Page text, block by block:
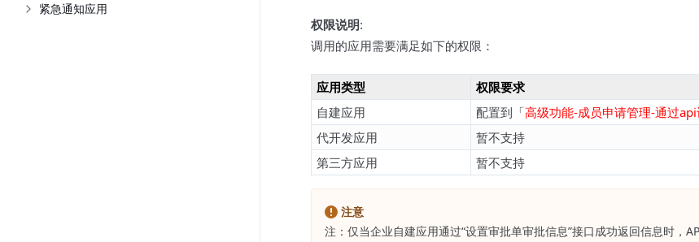
紧急通知应用
权限说明:
调用的应用需要满足如下的权限：
应用类型
权限要求
自建应用
配置到「高级功能-成员申请管理-通过
代开发应用
暂不支持
第三方应用
暂不支持
注意
注：仅当企业自建应用通过“设置审批单审批信息”接口成功返回信息时，